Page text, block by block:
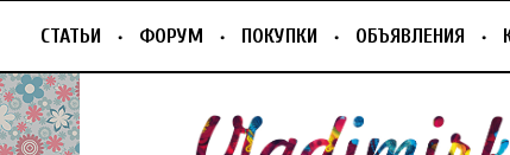
СТАТЬИ ФОРУМ ПОКУПКИ ОБЪЯВЛЕНИЯ